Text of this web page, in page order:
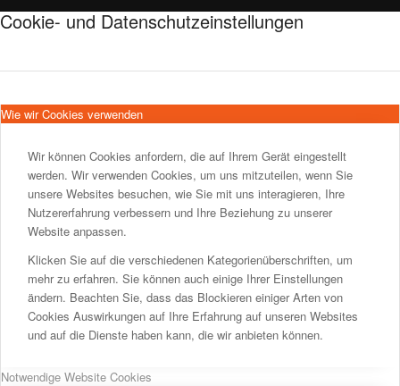
Cookie- und Datenschutzeinstellungen
Wie wir Cookies verwenden
Wir können Cookies anfordern, die auf Ihrem Gerät eingestellt
werden. Wir verwenden Cookies, um uns mitzuteilen, wenn Sie
unsere Websites besuchen, wie Sie mit uns interagieren, Ihre
Nutzererfahrung verbessern und Ihre Beziehung zu unserer
Website anpassen.
Klicken Sie auf die verschiedenen Kategorienüberschriften, um
mehr zu erfahren. Sie können auch einige Ihrer Einstellungen
ändern. Beachten Sie, dass das Blockieren einiger Arten von
Cookies Auswirkungen auf Ihre Erfahrung auf unseren Websites
und auf die Dienste haben kann, die wir anbieten können.
Notwendige Website Cookies